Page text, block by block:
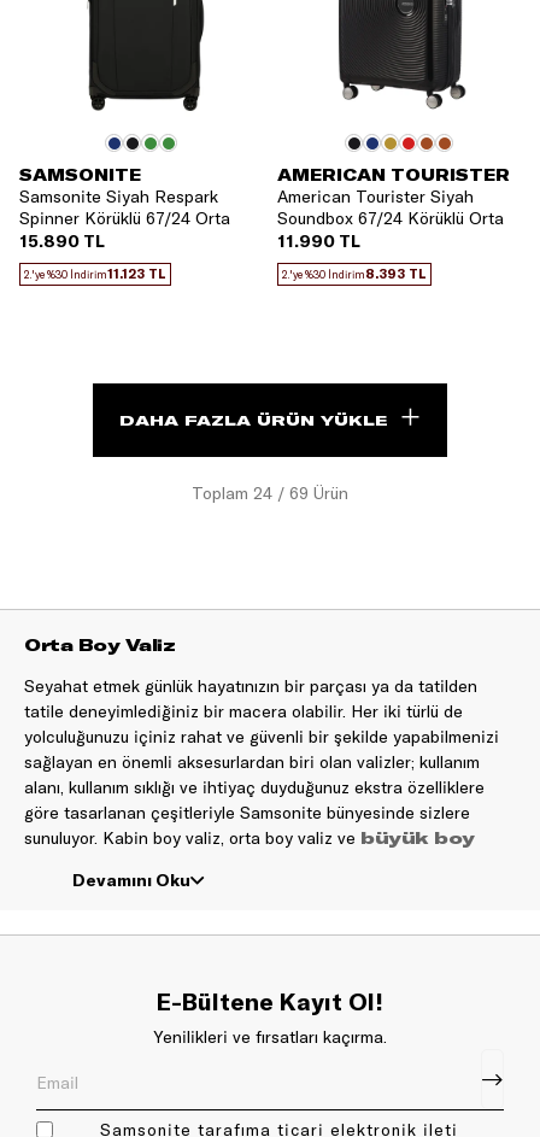
SAMSONITE
Samsonite Siyah Respark
Spinner Körüklü 67/24 Orta
Boy Valiz
15.890 TL
2.'ye %30 İndirim11.123 TL
AMERICAN TOURISTER
American Tourister Siyah
Soundbox 67/24 Körüklü Orta
Boy Valiz
11.990 TL
2.'ye %30 İndirim8.393 TL
Toplam 24 / 69 Ürün
DAHA FAZLA ÜRÜN YÜKLE
Orta Boy Valiz
Seyahat etmek günlük hayatınızın bir parçası ya da tatilden
tatile deneyimlediğiniz bir macera olabilir. Her iki türlü de
yolculuğunuzu içiniz rahat ve güvenli bir şekilde yapabilmenizi
sağlayan en önemli aksesurlardan biri olan valizler; kullanım
alanı, kullanım sıklığı ve ihtiyaç duyduğunuz ekstra özelliklere
göre tasarlanan çeşitleriyle Samsonite bünyesinde sizlere
sunuluyor. Kabin boy valiz, orta boy valiz ve büyük boy
eşyalarınıza göre size en iyi şekilde eşlik etmek için farklı renk
maddeye göre ihtiyacınıza en uygun valizi seçmek uzun yıllar
İhtiyaçlarınıza En Uygun Olan Valiz Hangisi?
Yanınızda taşımak istediğiniz eşyalar kabin boy için fazla, büyük
boy valizler için de az olabilir. Hem dilediğiniz eşyaları yanınıza
modelleri tam da bu ihtiyaca cevap veriyor. Birkaç günden
Devamını Oku
E-Bültene Kayıt Ol!
Yenilikleri ve fırsatları kaçırma.
Samsonite tarafıma ticari elektronik ileti